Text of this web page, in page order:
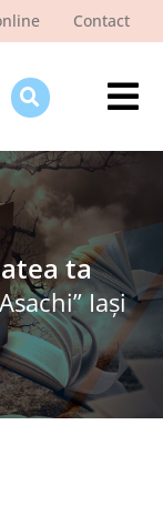
Contact
ta
Iaşi